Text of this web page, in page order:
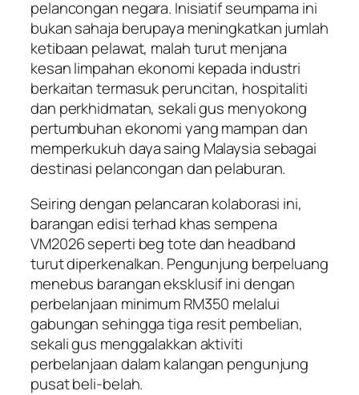
pelancongan negara. Inisiatif seumpama ini
bukan sahaja berupaya meningkatkan jumlah
ketibaan pelawat, malah turut menjana
kesan limpahan ekonomi kepada industri
berkaitan termasuk peruncitan, hospitaliti
dan perkhidmatan, sekali gus menyokong
pertumbuhan ekonomi yang mampan dan
memperkukuh daya saing Malaysia sebagai
destinasi pelancongan dan pelaburan.
Seiring dengan pelancaran kolaborasi ini,
barangan edisi terhad khas sempena
VM2026 seperti beg tote dan headband
turut diperkenalkan. Pengunjung berpeluang
menebus barangan eksklusif ini dengan
perbelanjaan minimum RM350 melalui
gabungan sehingga tiga resit pembelian,
sekali gus menggalakkan aktiviti
perbelanjaan dalam kalangan pengunjung
pusat beli-belah.